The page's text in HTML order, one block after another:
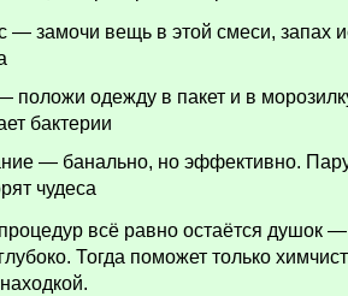
— замочи вещь в этой смеси, запах
положи одежду в пакет и в
бактерии
— банально, но эффективно.
чудеса
всё равно остаётся душок
Тогда поможет только